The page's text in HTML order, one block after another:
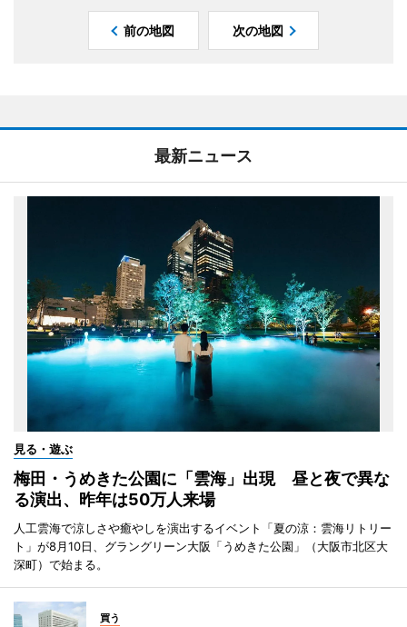
前の地図 次の地図
最新ニュース
見る・遊ぶ
梅田・うめきた公園に「雲海」出現 昼と夜で異な
る演出、昨年は50万人来場
人工雲海で涼しさや癒やしを演出するイベント「夏の涼：雲海リトリー
ト」が8月10日、グラングリーン大阪「うめきた公園」（大阪市北区大
深町）で始まる。
買う